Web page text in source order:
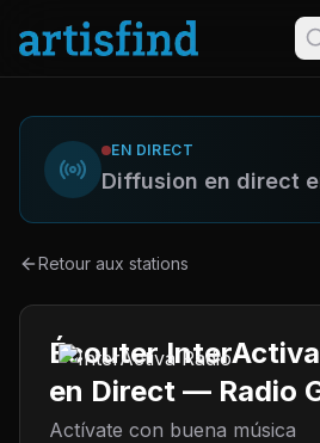
EN DIRECT
Diffusion en direct
Retour aux stations
Écouter
en Direct — Radio
Actívate con buena música